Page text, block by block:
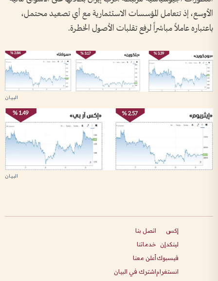
الأوسع، إذ تتعامل المؤسسات الاستثمارية مع أي تصعيد محتمل،
باعتباره عاملاً مباشراً لرفع تقلبات الأصول الخطرة.
إكس
لينكدإن
فيسبوك
انستغرام
اتصل بنا
خدماتنا
أعلن معنا
اشترك في البيان